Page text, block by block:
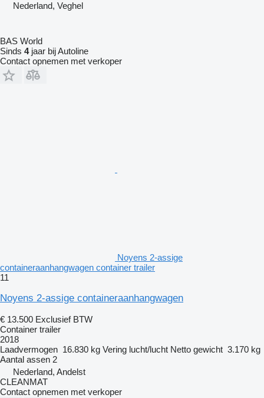
Nederland, Veghel
BAS World
Sinds 4jaar bij Autoline
Contact opnemen met verkoper
Noyens 2-assige
containeraanhangwagen container trailer
11
Noyens 2-assige containeraanhangwagen
€ 13.500 Exclusief BTW
Container trailer
2018
Laadvermogen 16.830 kg Vering lucht/lucht Netto gewicht 3.170 kg
Aantal assen 2
Nederland, Andelst
CLEANMAT
Contact opnemen met verkoper